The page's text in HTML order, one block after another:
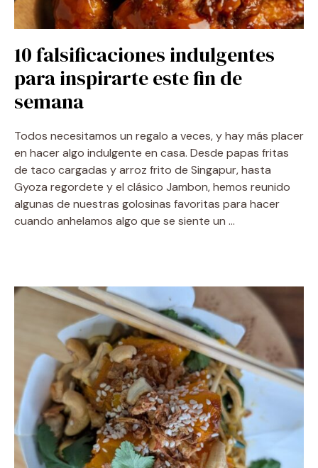
10 falsificaciones indulgentes
para inspirarte este fin de
semana
Todos necesitamos un regalo a veces, y hay más placer
en hacer algo indulgente en casa. Desde papas fritas
de taco cargadas y arroz frito de Singapur, hasta
Gyoza regordete y el clásico Jambon, hemos reunido
algunas de nuestras golosinas favoritas para hacer
cuando anhelamos algo que se siente un …